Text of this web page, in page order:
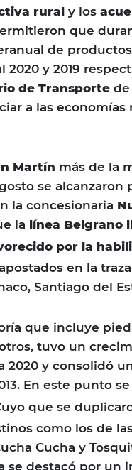
rural y los
que
de
y 2019
de Transporte de
a las economías
Martín más de la
se alcanzaron
la concesionaria
la línea Belgrano
por la
en la
Santiago del
que incluye
tuvo un
2020 y consolidó
En este punto
que se
como los de
Cucha y
se destacó por un